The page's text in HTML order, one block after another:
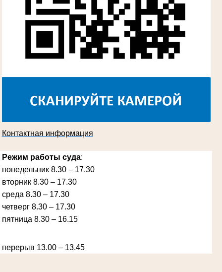
Косарева Александра Ивановна
Труженица тыла в годы Великой
суда
Ануприенко Иван Васильевич
Участник Великой Отечественной войны
Председатель Губкинского районного
народного суда
в период с 1965 по 1984 гг.
Контактная информация
Режим работы суда:
понедельник 8.30 – 17.30
вторник 8.30 – 17.30
среда 8.30 – 17.30
четверг 8.30 – 17.30
пятница 8.30 – 16.15
перерыв 13.00 – 13.45